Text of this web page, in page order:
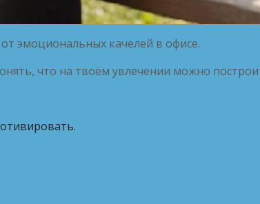
эмоциональных качелей в офисе.
что на твоём увлечении можно